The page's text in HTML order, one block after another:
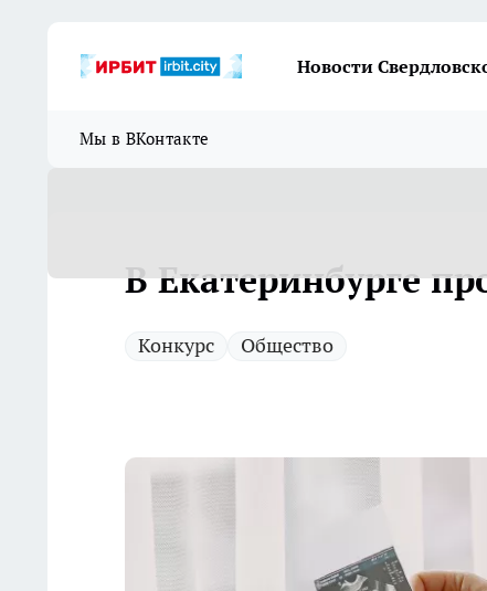
Новости
Мы в ВКонтакте
В Екатеринбурге
Конкурс Общество